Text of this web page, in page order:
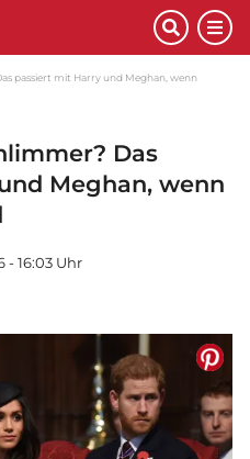
passiert mit Harry und Meghan, wenn
Das
Meghan, wenn
- 16:03 Uhr